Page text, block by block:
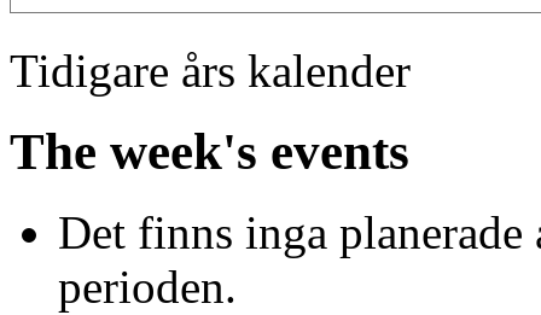
Tidigare års kalender
The week's events
Det finns inga
perioden.